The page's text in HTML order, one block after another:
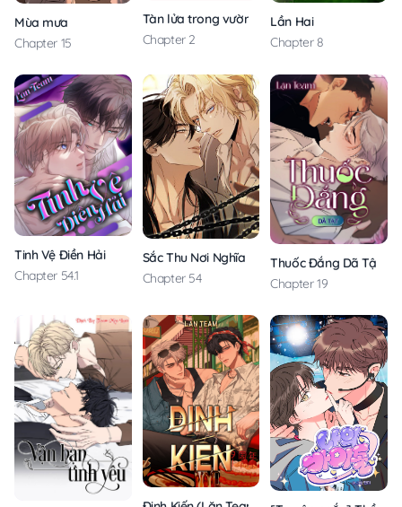
Mùa mưa
Chapter 15
Tàn lửa trong vườn hoa cô ngạo
Chapter 2
Lần Hai
Chapter 8
Tinh Vệ Điền Hải
Chapter 54.1
Sắc Thu Nơi Nghĩa Trang
Chapter 54
Thuốc Đắng Dã Tật
Chapter 19